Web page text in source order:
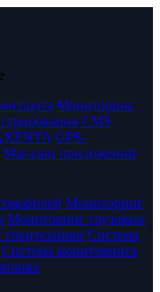
Мониторинг
CMS
GPS-
Магазин приложений
Мониторинг
Мониторинг грузовых
Система
Система мониторинга